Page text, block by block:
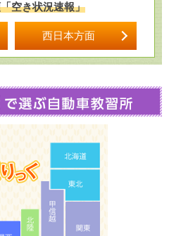
空き状況速報」
西日本方面